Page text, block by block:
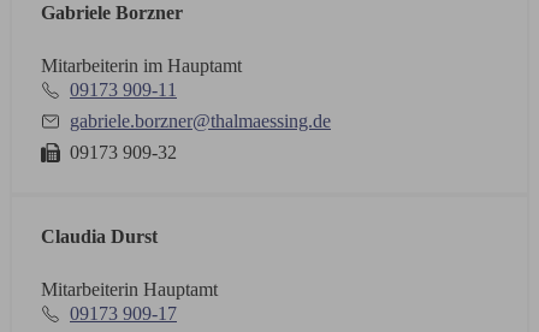
Gabriele Borzner
Mitarbeiterin im Hauptamt
09173 909-11
gabriele.borzner@thalmaessing.de
09173 909-32
Claudia Durst
Mitarbeiterin Hauptamt
09173 909-17